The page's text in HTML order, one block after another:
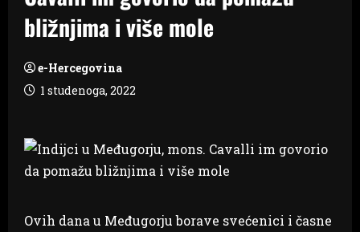
bližnjima i više mole
e-Hercegovina
1 studenoga, 2022
Ovih dana u Međugorju borave svećenici i časne